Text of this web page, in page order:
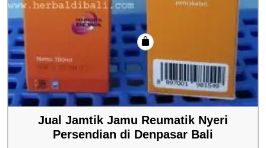
Jual Jamtik Jamu Reumatik Nyeri
Persendian di Denpasar Bali